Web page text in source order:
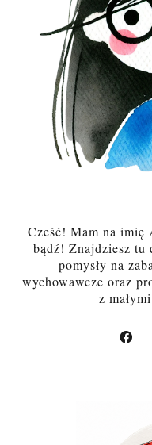
Cześć! Mam na
bądź! Znajdziesz tu
pomysły na
wychowawcze oraz
z